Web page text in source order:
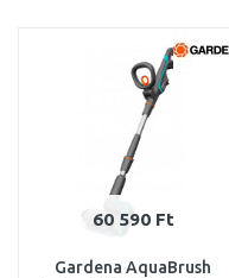
Összehasonlítás
60 590 Ft
Gardena AquaBrush